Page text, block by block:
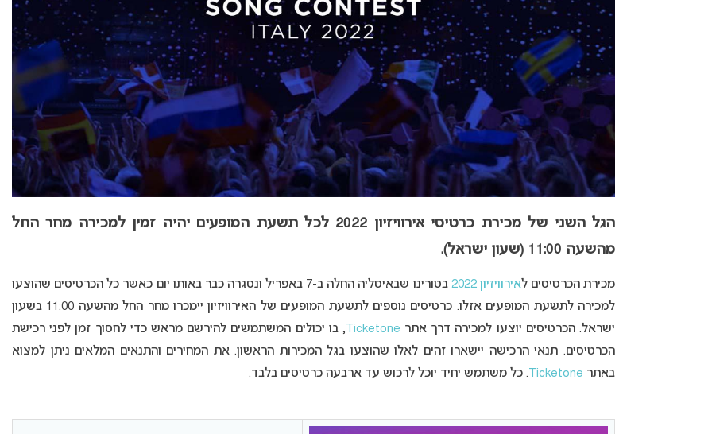
הגל השני של מכירת כרטיסי אירוויזיון 2022 לכל תשעת המופעים יהיה זמין למכירה מחר החל
מהשעה 11:00 (שעון ישראל).
מכירת הכרטיסים לאירוויזיון 2022
בטורינו שבאיטליה החלה ב-7 באפריל ונסגרה כבר באותו יום כאשר כל הכרטיסים שהוצעו
למכירה לתשעת המופעים אזלו. כרטיסים נוספים לתשעת המופעים של האירוויזיון יימכרו מחר החל מהשעה 11:00 בשעון
ישראל. הכרטיסים יוצעו למכירה דרך אתר Ticketone , בו יכולים המשתמשים להירשם מראש כדי לחסוך זמן לפני רכישת
הכרטיסים. תנאי הרכישה יישארו זהים לאלו שהוצעו בגל המכירות הראשון. את המחירים והתנאים המלאים ניתן למצוא
באתר Ticketone . כל משתמש יחיד יוכל לרכוש עד ארבעה כרטיסים בלבד.